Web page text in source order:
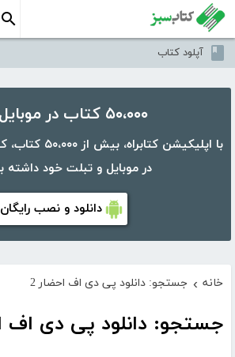
آپلود کتاب
۵۰،۰۰۰ کتاب در موبایل شما
با اپلیکیشن
در موبایل و تبلت خود داشته
دانلود و نصب رایگان
خانه › جستجو: دانلود پی دی اف احضار 2
جستجو: دانلود پی دی اف